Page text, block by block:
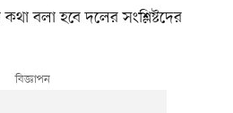
বলা হবে দলের সংশ্লিষ্টদের